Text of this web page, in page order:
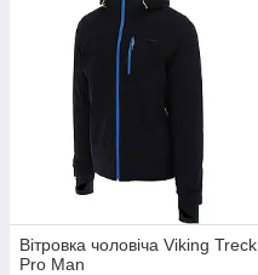
Вітровка чоловіча Viking Treck
Pro Man